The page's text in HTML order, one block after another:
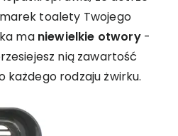
toalety Twojego
ma niewielkie otwory-
nią zawartość
każdego rodzaju żwirku.